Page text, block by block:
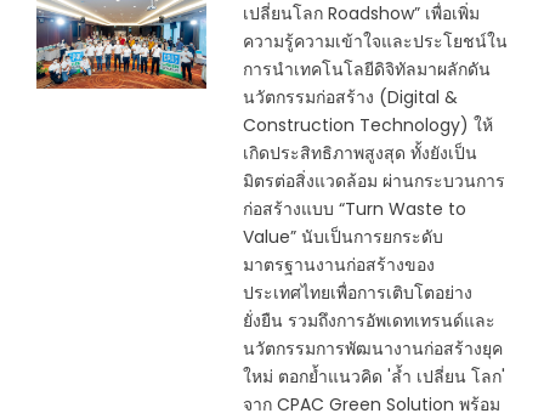
เปลี่ยนโลก Roadshow” เพื่อเพิ่ม
ความรู้ความเข้าใจและประโยชน์ใน
การนําเทคโนโลยีดิจิทัลมาผลักดัน
นวัตกรรมก่อสร้าง (Digital &
Construction Technology) ให้
เกิดประสิทธิภาพสูงสุด ทั้งยังเป็น
มิตรต่อสิ่งแวดล้อม ผ่านกระบวนการ
ก่อสร้างแบบ “Turn Waste to
Value” นับเป็นการยกระดับ
มาตรฐานงานก่อสร้างของ
ประเทศไทยเพื่อการเติบโตอย่าง
ยั่งยืน รวมถึงการอัพเดทเทรนด์และ
นวัตกรรมการพัฒนางานก่อสร้างยุค
ใหม่ ตอกย้ำแนวคิด 'ล้ำ เปลี่ยน โลก'
จาก CPAC Green Solution พร้อม